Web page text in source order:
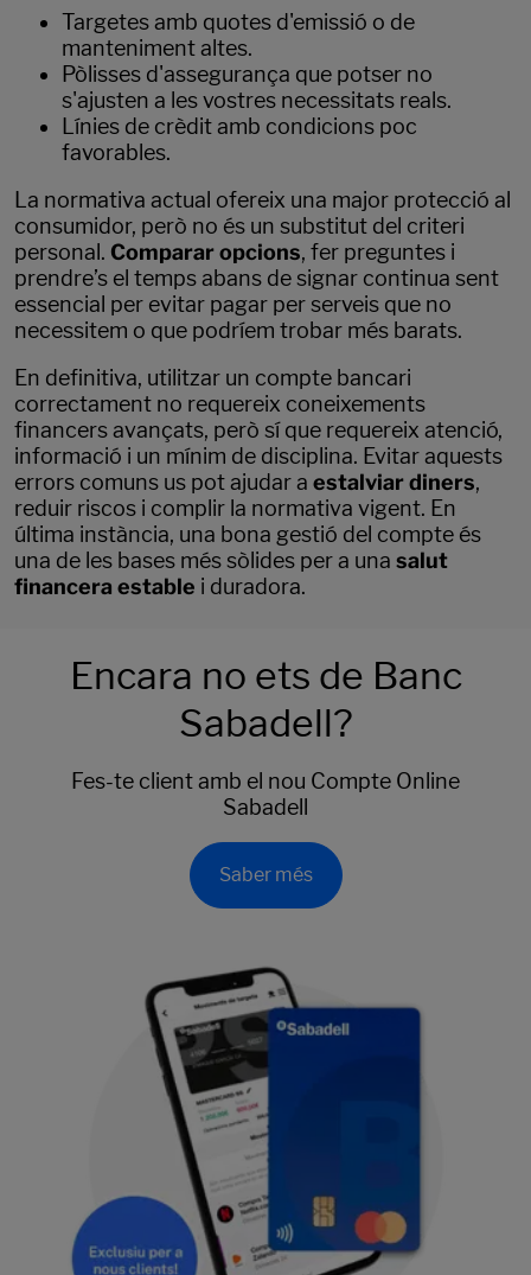
Targetes amb quotes d'emissió o de
manteniment altes.
Pòlisses d'assegurança que potser no
s'ajusten a les vostres necessitats reals.
Línies de crèdit amb condicions poc
favorables.
La normativa actual ofereix una major protecció al
consumidor, però no és un substitut del criteri
personal. Comparar opcions, fer preguntes i
prendre’s el temps abans de signar continua sent
essencial per evitar pagar per serveis que no
necessitem o que podríem trobar més barats.
En definitiva, utilitzar un compte bancari
correctament no requereix coneixements
financers avançats, però sí que requereix atenció,
informació i un mínim de disciplina. Evitar aquests
errors comuns us pot ajudar a estalviar diners,
reduir riscos i complir la normativa vigent. En
última instància, una bona gestió del compte és
una de les bases més sòlides per a una salut
financera estable i duradora.
Encara no ets de Banc
Sabadell?
Fes-te client amb el nou Compte Online
Sabadell
Saber més